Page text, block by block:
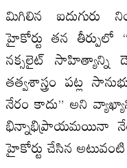
మిగిలిన ఐదుగురు
హైకోర్టు తన తీర్పులో
నక్సలైట్ సాహిత్యాన్ని
తత్వశాస్త్రం పట్ల
నేరం కాదు” అని
భిన్నాభిప్రాయమయినా
హైకోర్టు చేసిన